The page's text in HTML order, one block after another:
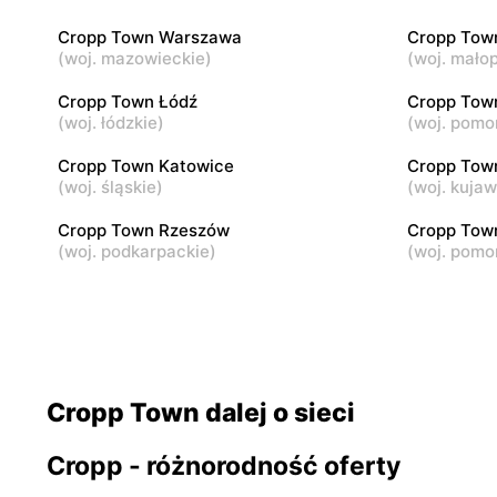
15/23
Łomża, ul. Dworna 1
Piotrków
Cropp Town Cropp
Cropp Town Warszawa
(woj. mazowieckie)
Cropp
(woj.
Cropp Town Łódź
(woj. łódzkie)
Cropp
(woj.
Cropp Town Katowice
(woj. śląskie)
Cropp
(woj.
Cropp Town Rzeszów
(woj. podkarpackie)
Cropp
(woj.
Cropp Town dalej o sieci
Cropp - różnorodność oferty